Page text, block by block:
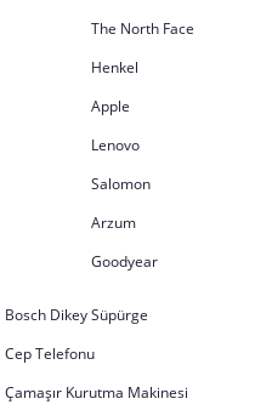
The North Face
Henkel
Apple
Lenovo
Salomon
Arzum
Goodyear
Bosch Dikey Süpürge
Cep Telefonu
Çamaşır Kurutma Makinesi